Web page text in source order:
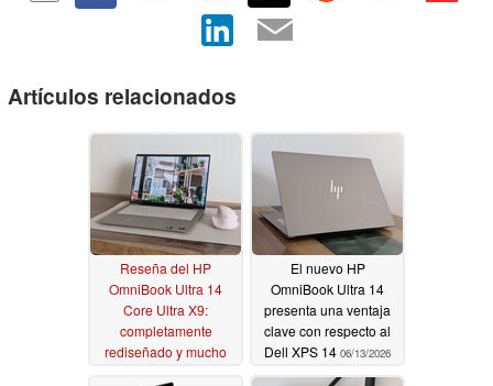
Artículos relacionados
Reseña del HP
OmniBook Ultra 14
Core Ultra X9:
completamente
rediseñado y mucho
El nuevo HP
OmniBook Ultra 14
presenta una ventaja
clave con respecto al
Dell XPS 14 06/13/2026